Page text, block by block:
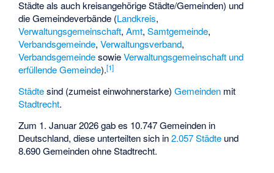
Städte als auch kreisangehörige Städte/Gemeinden) und
die Gemeindeverbände (Landkreis,
Verwaltungsgemeinschaft,Amt,Samtgemeinde,
Verbandsgemeinde,Verwaltungsverband,
VerbandsgemeindesowieVerwaltungsgemeinschaft und
erfüllende Gemeinde).[1]
Städtesind (zumeist einwohnerstarke)Gemeinden mit
Stadtrecht.
Zum 1. Januar 2026 gab es 10.747 Gemeinden in
Deutschland, diese unterteilten sich in2.057 Städte und
8.690 Gemeinden ohne Stadtrecht.